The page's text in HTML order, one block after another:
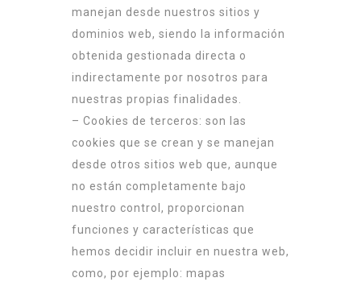
manejan desde nuestros sitios y
dominios web, siendo la información
obtenida gestionada directa o
indirectamente por nosotros para
nuestras propias finalidades.
– Cookies de terceros: son las
cookies que se crean y se manejan
desde otros sitios web que, aunque
no están completamente bajo
nuestro control, proporcionan
funciones y características que
hemos decidir incluir en nuestra web,
como, por ejemplo: mapas